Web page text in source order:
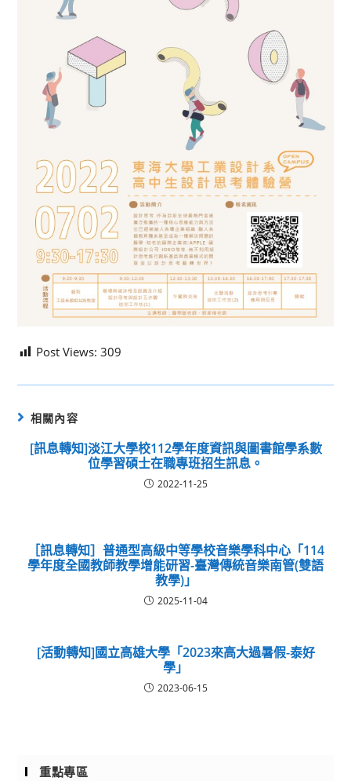
Post Views: 309
相關內容
[訊息轉知]淡江大學校112學年度資訊與圖書館學系數
位學習碩士在職專班招生訊息。
2022-11-25
［訊息轉知］普通型高級中等學校音樂學科中心「114
學年度全國教師教學增能研習-臺灣傳統音樂南管(雙語
教學)」
2025-11-04
[活動轉知]國立高雄大學「2023來高大過暑假-泰好
學」
2023-06-15
重點專區